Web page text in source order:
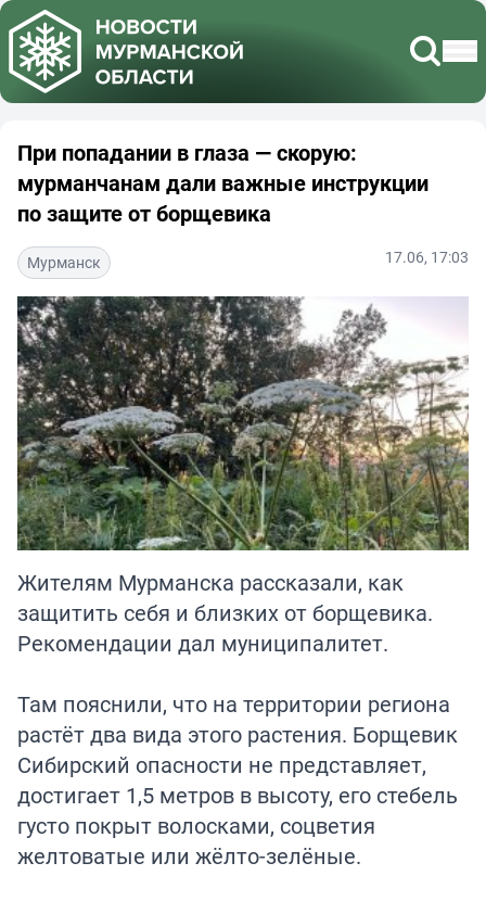
При попадании в глаза — скорую:
мурманчанам дали важные инструкции
по защите от борщевика
Мурманск 17.06, 17:03
Жителям Мурманска рассказали, как
защитить себя и близких от борщевика.
Рекомендации дал муниципалитет.
Там пояснили, что на территории региона
растёт два вида этого растения. Борщевик
Сибирский опасности не представляет,
достигает 1,5 метров в высоту, его стебель
густо покрыт волосками, соцветия
желтоватые или жёлто-зелёные.